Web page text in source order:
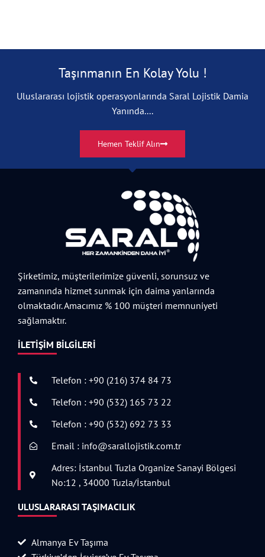
Taşınmanın En Kolay Yolu !
Uluslararası lojistik operasyonlarında Saral Lojistik Damia
Yanında....
Hemen Teklif Alın
Şirketimiz, müşterilerimize güvenli, sorunsuz ve
zamanında hizmet sunmak için daima yanlarında
olmaktadır. Amacımız % 100 müşteri memnuniyeti
sağlamaktır.
İLETIŞIM BILGILERI
Telefon : +90 (216) 374 84 73
Telefon : +90 (532) 165 73 22
Telefon : +90 (532) 692 73 33
Email : info@sarallojistik.com.tr
Adres: İstanbul Tuzla Organize Sanayi Bölgesi
No:12 , 34000 Tuzla/İstanbul
ULUSLARARASI TAŞIMACILIK
Almanya Ev Taşıma